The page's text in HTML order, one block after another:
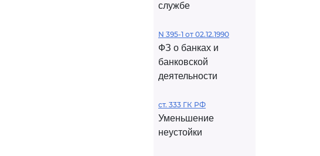
службе
N 395-1 от 02.12.1990
ФЗ о банках и
банковской
деятельности
ст. 333 ГК РФ
Уменьшение
неустойки